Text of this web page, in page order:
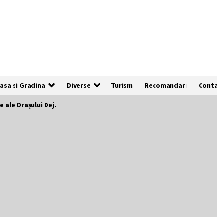
si Gradina Diverse Turism Recomandari
ale Orașului Dej.